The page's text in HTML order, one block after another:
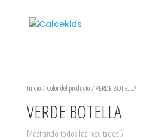
Inicio/ Color del producto / VERDE BOTELLA
VERDE BOTELLA
Mostrando todos los resultados 5